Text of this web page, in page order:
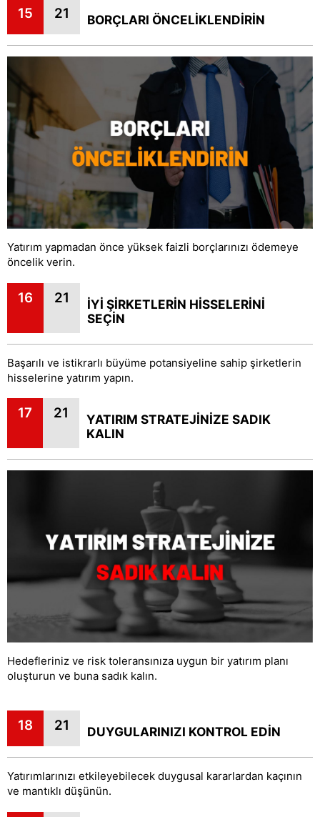
15 21 BORÇLARI ÖNCELİKLENDİRİN
Yatırım yapmadan önce yüksek faizli borçlarınızı ödemeye
öncelik verin.
16 21
İYİ ŞİRKETLERİN HİSSELERİNİ
SEÇİN
Başarılı ve istikrarlı büyüme potansiyeline sahip şirketlerin
hisselerine yatırım yapın.
17 21
YATIRIM STRATEJİNİZE SADIK
KALIN
Hedefleriniz ve risk toleransınıza uygun bir yatırım planı
oluşturun ve buna sadık kalın.
18 21 DUYGULARINIZI KONTROL EDİN
Yatırımlarınızı etkileyebilecek duygusal kararlardan kaçının
ve mantıklı düşünün.